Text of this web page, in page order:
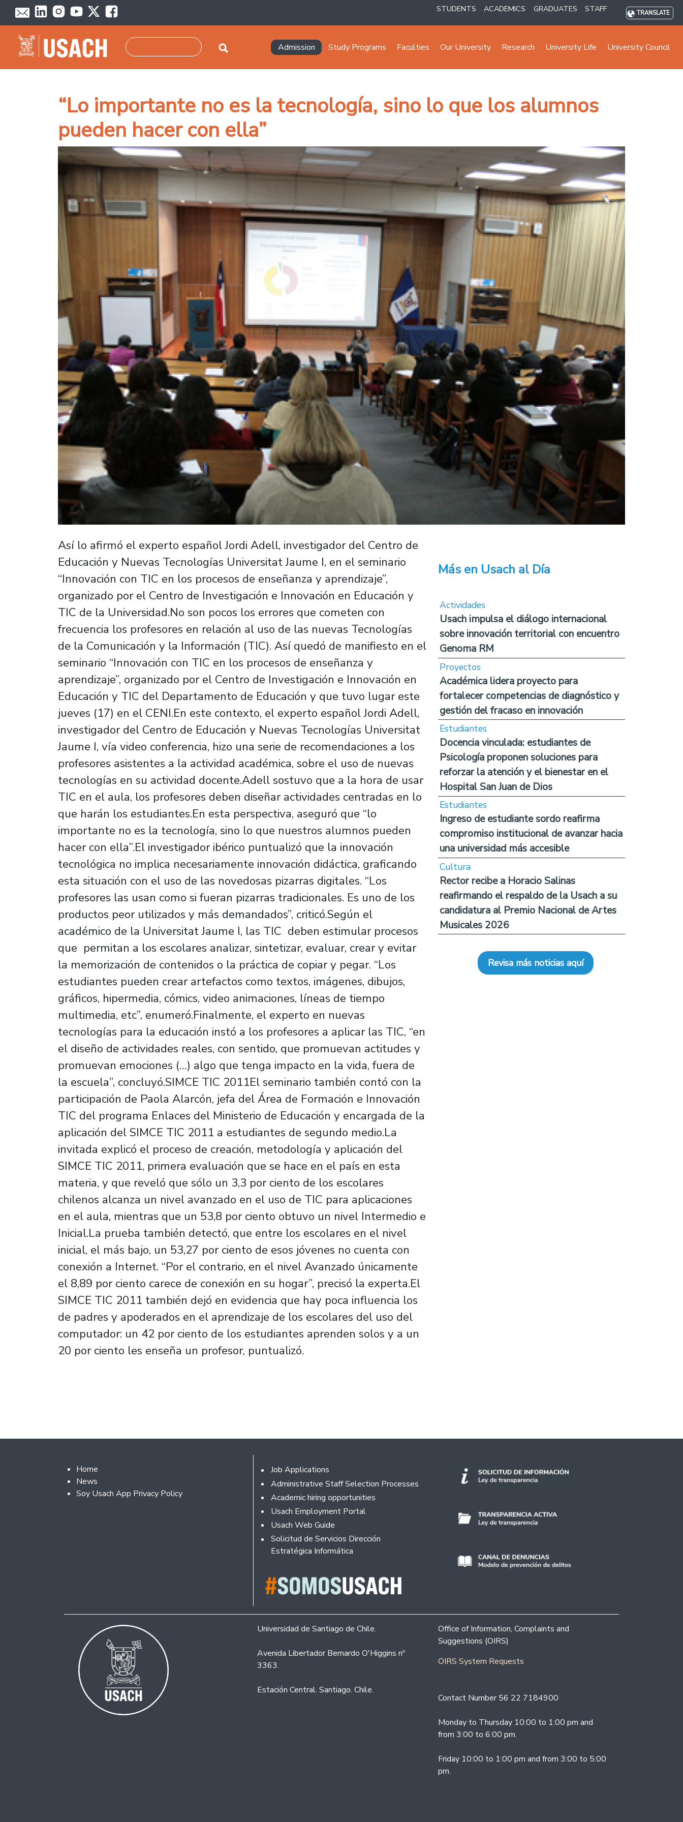
Skip to main content STUDENTS ACADEMICS GRADUATES STAFF TRANSLATE
Navegación principal
Admission Study Programs Faculties Our University Research University Life University Council
“Lo importante no es la tecnología, sino lo que los alumnos
pueden hacer con ella”
Así lo afirmó el experto español Jordi Adell, investigador del Centro de
Educación y Nuevas Tecnologías Universitat Jaume I, en el seminario
“Innovación con TIC en los procesos de enseñanza y aprendizaje”,
organizado por el Centro de Investigación e Innovación en Educación y
TIC de la Universidad.No son pocos los errores que cometen con
frecuencia los profesores en relación al uso de las nuevas Tecnologías
de la Comunicación y la Información (TIC). Así quedó de manifiesto en el
seminario “Innovación con TIC en los procesos de enseñanza y
aprendizaje”, organizado por el Centro de Investigación e Innovación en
Educación y TIC del Departamento de Educación y que tuvo lugar este
jueves (17) en el CENI.En este contexto, el experto español Jordi Adell,
investigador del Centro de Educación y Nuevas Tecnologías Universitat
Jaume I, vía video conferencia, hizo una serie de recomendaciones a los
profesores asistentes a la actividad académica, sobre el uso de nuevas
tecnologías en su actividad docente.Adell sostuvo que a la hora de usar
TIC en el aula, los profesores deben diseñar actividades centradas en lo
que harán los estudiantes.En esta perspectiva, aseguró que “lo
importante no es la tecnología, sino lo que nuestros alumnos pueden
hacer con ella”.El investigador ibérico puntualizó que la innovación
tecnológica no implica necesariamente innovación didáctica, graficando
esta situación con el uso de las novedosas pizarras digitales. “Los
profesores las usan como si fueran pizarras tradicionales. Es uno de los
productos peor utilizados y más demandados”, criticó.Según el
académico de la Universitat Jaume I, las TIC deben estimular procesos
que permitan a los escolares analizar, sintetizar, evaluar, crear y evitar
la memorización de contenidos o la práctica de copiar y pegar. “Los
estudiantes pueden crear artefactos como textos, imágenes, dibujos,
gráficos, hipermedia, cómics, video animaciones, líneas de tiempo
multimedia, etc”, enumeró.Finalmente, el experto en nuevas
tecnologías para la educación instó a los profesores a aplicar las TIC, “en
el diseño de actividades reales, con sentido, que promuevan actitudes y
promuevan emociones (…) algo que tenga impacto en la vida, fuera de
la escuela”, concluyó.SIMCE TIC 2011El seminario también contó con la
participación de Paola Alarcón, jefa del Área de Formación e Innovación
TIC del programa Enlaces del Ministerio de Educación y encargada de la
aplicación del SIMCE TIC 2011 a estudiantes de segundo medio.La
invitada explicó el proceso de creación, metodología y aplicación del
SIMCE TIC 2011, primera evaluación que se hace en el país en esta
materia, y que reveló que sólo un 3,3 por ciento de los escolares
chilenos alcanza un nivel avanzado en el uso de TIC para aplicaciones
en el aula, mientras que un 53,8 por ciento obtuvo un nivel Intermedio e
Inicial.La prueba también detectó, que entre los escolares en el nivel
inicial, el más bajo, un 53,27 por ciento de esos jóvenes no cuenta con
conexión a Internet. “Por el contrario, en el nivel Avanzado únicamente
el 8,89 por ciento carece de conexión en su hogar”, precisó la experta.El
SIMCE TIC 2011 también dejó en evidencia que hay poca influencia los
de padres y apoderados en el aprendizaje de los escolares del uso del
computador: un 42 por ciento de los estudiantes aprenden solos y a un
20 por ciento les enseña un profesor, puntualizó.
Más en Usach al Día
Actividades
Usach impulsa el diálogo internacional
sobre innovación territorial con encuentro
Genoma RM
Proyectos
Académica lidera proyecto para
fortalecer competencias de diagnóstico y
gestión del fracaso en innovación
Estudiantes
Docencia vinculada: estudiantes de
Psicología proponen soluciones para
reforzar la atención y el bienestar en el
Hospital San Juan de Dios
Estudiantes
Ingreso de estudiante sordo reafirma
compromiso institucional de avanzar hacia
una universidad más accesible
Cultura
Rector recibe a Horacio Salinas
reafirmando el respaldo de la Usach a su
candidatura al Premio Nacional de Artes
Musicales 2026
Revisa más noticias aquí
Footer 2
Home
News
Soy Usach App Privacy Policy
Footer
Job Applications
Administrative Staff Selection Processes
Academic hiring opportunities
Usach Employment Portal
Usach Web Guide
Solicitud de Servicios Dirección
Estratégica Informática
Universidad de Santiago de Chile.
Avenida Libertador Bernardo O'Higgins nº
3363.
Estación Central. Santiago. Chile.
Office of Information, Complaints and
Suggestions (OIRS)
OIRS System Requests
Contact Number 56 22 7184900
Monday to Thursday 10:00 to 1:00 pm and
from 3:00 to 6:00 pm.
Friday 10:00 to 1:00 pm and from 3:00 to 5:00
pm.